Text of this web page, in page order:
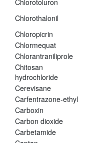
Chlorotoluron
Chlorothalonil
Chloropicrin
Chlormequat
Chlorantraniliprole
Chitosan
hydrochloride
Cerevisane
Carfentrazone-ethyl
Carboxin
Carbon dioxide
Carbetamide